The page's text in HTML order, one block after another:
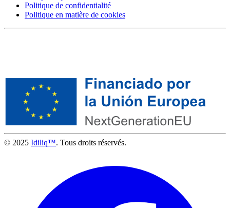
Politique de confidentialité
Politique en matière de cookies
© 2025 Idiliq™. Tous droits réservés.